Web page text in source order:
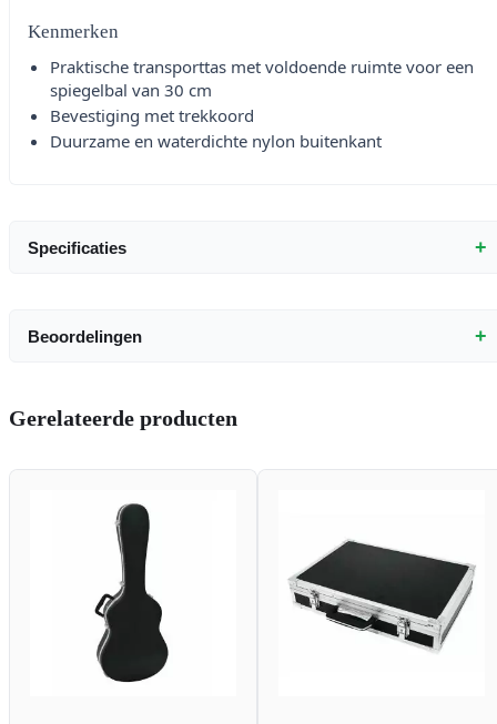
Kenmerken
Praktische transporttas met voldoende ruimte voor een
spiegelbal van 30 cm
Bevestiging met trekkoord
Duurzame en waterdichte nylon buitenkant
Specificaties +
Beoordelingen +
Gerelateerde producten